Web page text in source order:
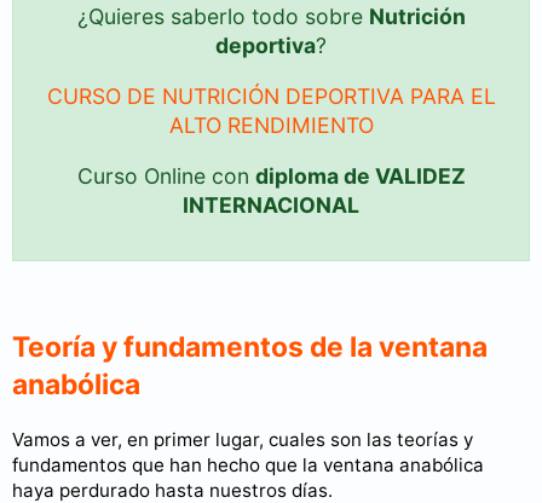
¿Quieres saberlo todo sobre Nutrición
deportiva?
CURSO DE NUTRICIÓN DEPORTIVA PARA EL
ALTO RENDIMIENTO
Curso Online con diploma de VALIDEZ
INTERNACIONAL
Teoría y fundamentos de la ventana
anabólica
Vamos a ver, en primer lugar, cuales son las teorías y
fundamentos que han hecho que la ventana anabólica
haya perdurado hasta nuestros días.